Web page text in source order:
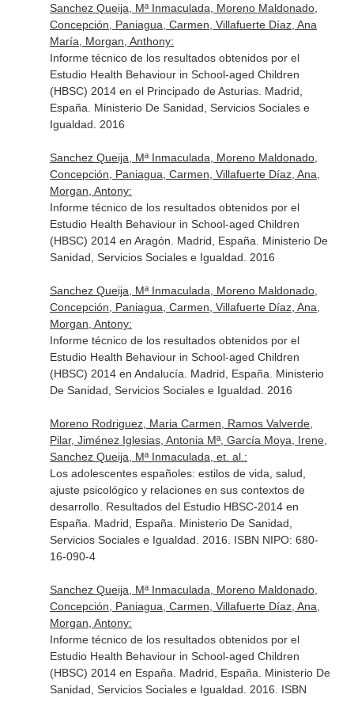
Sanchez Queija, Mª Inmaculada, Moreno Maldonado,
Concepción, Paniagua, Carmen, Villafuerte Díaz, Ana
María, Morgan, Anthony:
Informe técnico de los resultados obtenidos por el
Estudio Health Behaviour in School-aged Children
(HBSC) 2014 en el Principado de Asturias. Madrid,
España. Ministerio De Sanidad, Servicios Sociales e
Igualdad. 2016
Sanchez Queija, Mª Inmaculada, Moreno Maldonado,
Concepción, Paniagua, Carmen, Villafuerte Díaz, Ana,
Morgan, Antony:
Informe técnico de los resultados obtenidos por el
Estudio Health Behaviour in School-aged Children
(HBSC) 2014 en Aragón. Madrid, España. Ministerio De
Sanidad, Servicios Sociales e Igualdad. 2016
Sanchez Queija, Mª Inmaculada, Moreno Maldonado,
Concepción, Paniagua, Carmen, Villafuerte Díaz, Ana,
Morgan, Antony:
Informe técnico de los resultados obtenidos por el
Estudio Health Behaviour in School-aged Children
(HBSC) 2014 en Andalucía. Madrid, España. Ministerio
De Sanidad, Servicios Sociales e Igualdad. 2016
Moreno Rodriguez, Maria Carmen, Ramos Valverde,
Pilar, Jiménez Iglesias, Antonia Mª, García Moya, Irene,
Sanchez Queija, Mª Inmaculada, et. al.:
Los adolescentes españoles: estilos de vida, salud,
ajuste psicológico y relaciones en sus contextos de
desarrollo. Resultados del Estudio HBSC-2014 en
España. Madrid, España. Ministerio De Sanidad,
Servicios Sociales e Igualdad. 2016. ISBN NIPO: 680-
16-090-4
Sanchez Queija, Mª Inmaculada, Moreno Maldonado,
Concepción, Paniagua, Carmen, Villafuerte Díaz, Ana,
Morgan, Antony:
Informe técnico de los resultados obtenidos por el
Estudio Health Behaviour in School-aged Children
(HBSC) 2014 en España. Madrid, España. Ministerio De
Sanidad, Servicios Sociales e Igualdad. 2016. ISBN